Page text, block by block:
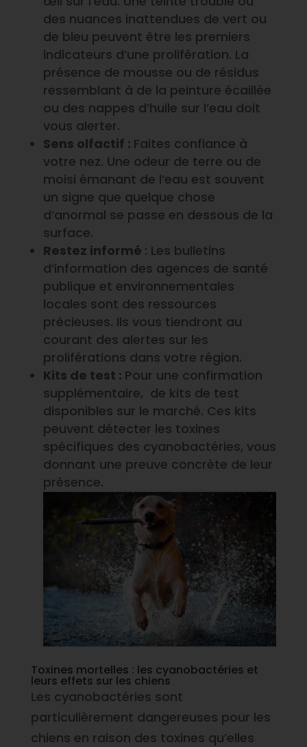
des nuances inattendues de vert ou
de bleu peuvent être les premiers
indicateurs d’une prolifération. La
présence de mousse ou de résidus
ressemblant à de la peinture écaillée
ou des nappes d’huile sur l’eau doit
vous alerter.
Sens olfactif : Faites confiance à
votre nez. Une odeur de terre ou de
moisi émanant de l’eau est souvent
un signe que quelque chose
d’anormal se passe en dessous de la
surface.
Restez informé : Les bulletins
d’information des agences de santé
publique et environnementales
locales sont des ressources
précieuses. Ils vous tiendront au
courant des alertes sur les
proliférations dans votre région.
Kits de test : Pour une confirmation
supplémentaire, de kits de test
disponibles sur le marché. Ces kits
peuvent détecter les toxines
spécifiques des cyanobactéries, vous
donnant une preuve concrète de leur
présence.
Toxines mortelles : les cyanobactéries et
leurs effets sur les chiens
Les cyanobactéries sont
particulièrement dangereuses pour les
chiens en raison des toxines qu’elles